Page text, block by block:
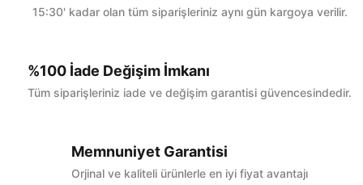
15:30' kadar olan tüm siparişleriniz aynı gün kargoya verilir.
%100 İade Değişim İmkanı
Tüm siparişleriniz iade ve değişim garantisi güvencesindedir.
Memnuniyet Garantisi
Orjinal ve kaliteli ürünlerle en iyi fiyat avantajı